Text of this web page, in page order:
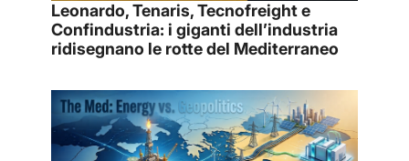
Leonardo, Tenaris, Tecnofreight e
Confindustria: i giganti dell’industria
ridisegnano le rotte del Mediterraneo